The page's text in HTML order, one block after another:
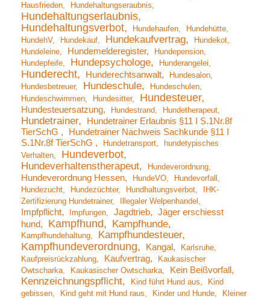
Hausfrieden
Hundehaltungseraubnis
Hundehaltungserlaubnis
Hundehaltungsverbot
Hundehaufen
Hundehütte
HundehV
Hundekauf Hundekaufvertrag
Hundekot
Hundeleine
Hundemelderegister
Hundepension
Hundepfeife
Hundepsychologe Hunderangelei
Hunderecht Hunderechtsanwalt
Hundesalon
Hundesbetreuer
Hundeschule
Hundeschulen
Hundeschwimmen
Hundesitter Hundesteuer
Hundesteuersatzung Hundestrand Hundetherapeut
Hundetrainer
Hundetrainer Erlaubnis §11 I S.1Nr.8f
TierSchG
Hundetrainer Nachweis Sachkunde §11 I
S.1Nr.8f TierSchG
Hundetransport
hundetypisches
Verhalten
Hundeverbot
Hundeverhaltenstherapeut Hundeverordnung
Hundeverordnung Hessen HundeVO
Hundevorfall
Hundezucht
Hundezüchter Hundhaltungsverbot
IHK-
Zertifizierung Hundetrainer
Illegaler Welpenhandel
Impfpflicht Impfungen Jagdtrieb
Jäger erschiesst
hund
Kampfhund Kampfhunde
Kampfhundehaltung Kampfhundesteuer
Kampfhundeverordnung Kangal
Karlsruhe
Kaufpreisrückzahlung
Kaufvertrag
Kaukasischer
Owtscharka
Kaukasischer Owtscharka Kein Beißvorfall
Kennzeichnungspflicht Kind führt Hund aus
Kind
gebissen
Kind geht mit Hund raus Kinder und Hunde
Kleiner